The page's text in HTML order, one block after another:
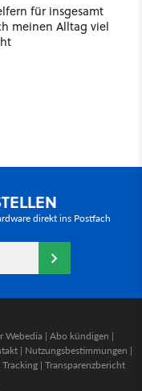
für insgesamt
meinen Alltag viel
direkt ins Postfach
Webedia | Abo kündigen |
| Nutzungsbestimmungen |
| Transparenzbericht